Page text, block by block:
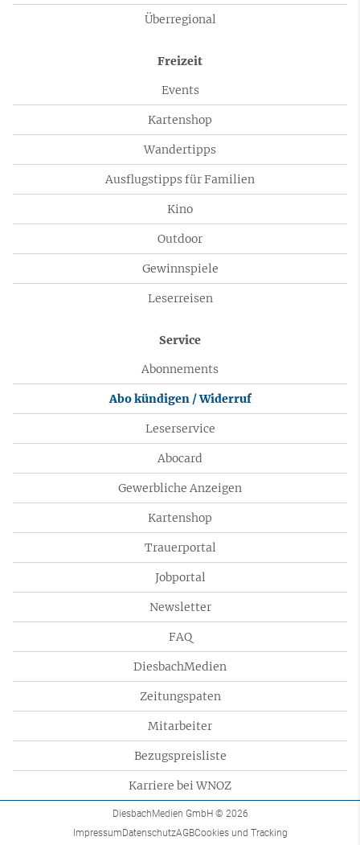
Überregional
Freizeit
Events
Kartenshop
Wandertipps
Ausflugstipps für Familien
Kino
Outdoor
Gewinnspiele
Leserreisen
Service
Abonnements
Abo kündigen / Widerruf
Leserservice
Abocard
Gewerbliche Anzeigen
Kartenshop
Trauerportal
Jobportal
Newsletter
FAQ
DiesbachMedien
Zeitungspaten
Mitarbeiter
Bezugspreisliste
Karriere bei WNOZ
DiesbachMedien GmbH © 2026
ImpressumDatenschutzAGBCookies und Tracking